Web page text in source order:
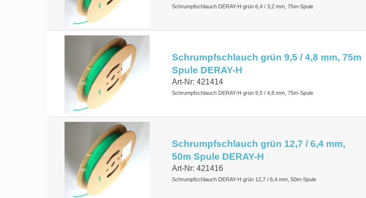
Schrumpfschlauch DERAY-H grün 6,4 / 3,2 mm, 75m-Spule
Schrumpfschlauch grün 9,5 / 4,8 mm, 75m
Spule DERAY-H
Art-Nr: 421414
Schrumpfschlauch DERAY-H grün 9,5 / 4,8 mm, 75m-Spule
Schrumpfschlauch grün 12,7 / 6,4 mm,
50m Spule DERAY-H
Art-Nr: 421416
Schrumpfschlauch DERAY-H grün 12,7 / 6,4 mm, 50m-Spule